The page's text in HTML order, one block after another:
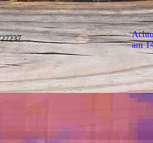
am